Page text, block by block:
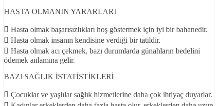
HASTA OLMANIN YARARLARI
 Hasta olmak başarısızlıkları hoş göstermek için iyi bir bahanedir.
 Hasta olmak insanın kendisine verdiği bir tatildir.
 Hasta olmak acı çekmek, bazı durumlarda günahların bedelini
ödemek anlamına gelir.
BAZI SAĞLIK İSTATİSTİKLERİ
 Çocuklar ve yaşlılar sağlık hizmetlerine daha çok ihtiyaç duyarlar.